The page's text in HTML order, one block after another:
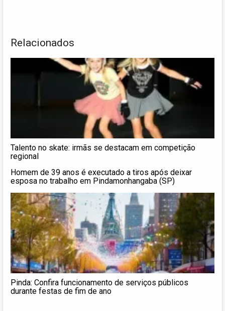
Relacionados
Talento no skate: irmãs se destacam em competição
regional
Homem de 39 anos é executado a tiros após deixar
esposa no trabalho em Pindamonhangaba (SP)
Pinda: Confira funcionamento de serviços públicos
durante festas de fim de ano